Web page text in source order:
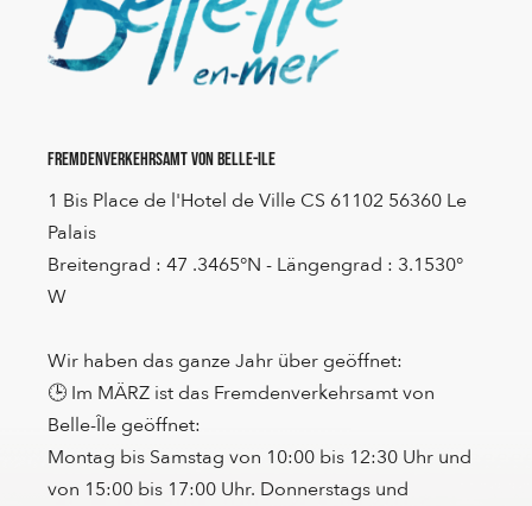
Fremdenverkehrsamt von Belle-Ile
1 Bis Place de l'Hotel de Ville CS 61102 56360 Le
Palais
Breitengrad : 47 .3465°N - Längengrad : 3.1530°
W
Wir haben das ganze Jahr über geöffnet:
🕒 Im MÄRZ ist das Fremdenverkehrsamt von
Belle-Île geöffnet:
Montag bis Samstag von 10:00 bis 12:30 Uhr und
von 15:00 bis 17:00 Uhr. Donnerstags und